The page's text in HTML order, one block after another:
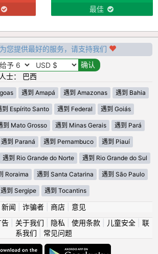
最佳
您提供最好的服务，请支持我们
士： 巴西
遇到 Amapá 遇到 Amazonas 遇到 Bahia
到 Espírito Santo 遇到 Federal 遇到 Goiás
到 Mato Grosso 遇到 Minas Gerais 遇到 Pará
遇到 Paraná 遇到 Pernambuco 遇到 Piauí
遇到 Rio Grande do Norte 遇到 Rio Grande do Sul
Roraima 遇到 Santa Catarina 遇到 São Paulo
遇到 Sergipe 遇到 Tocantins
新闻 诈骗者| 商店| 意见
告| 关于我们 隐私 使用条款| 儿童安全| 联
系我们
常见问题